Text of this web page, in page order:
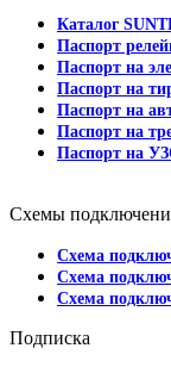
Каталог
Паспорт
Паспорт на
Паспорт на
Паспорт на
Паспорт на
Паспорт на
Схемы
Схема
Схема
Схема
Подписка